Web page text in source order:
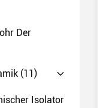
Der
(11)
Isolator